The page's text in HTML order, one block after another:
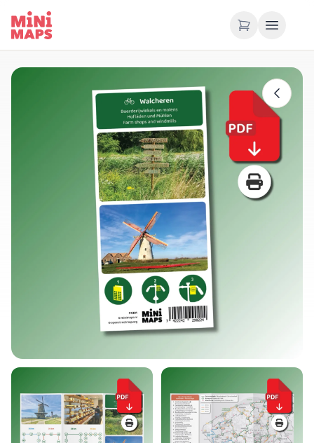
Zum Inhalt springen